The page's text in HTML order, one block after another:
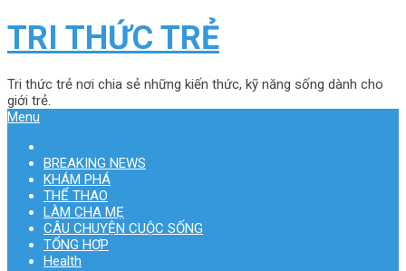
TRI THỨC TRẺ
Tri thức trẻ nơi chia sẻ những kiến thức, kỹ năng sống dành cho
giới trẻ.
Menu
BREAKING NEWS
KHÁM PHÁ
THỂ THAO
LÀM CHA MẸ
CÂU CHUYỆN CUỘC SỐNG
TỔNG HỢP
Health